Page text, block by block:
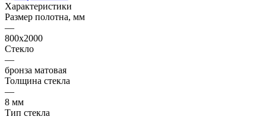
Характеристики
Размер полотна, мм
—
800х2000
Стекло
—
бронза матовая
Толщина стекла
—
8 мм
Тип стекла